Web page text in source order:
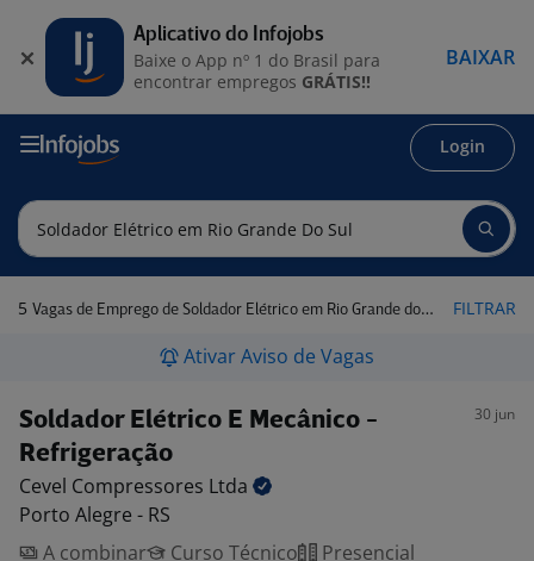
Login
5 Vagas de Emprego de Soldador Elétrico em Rio Grande do Sul FILTRAR
Ativar Aviso de Vagas
Soldador Elétrico E Mecânico -
Refrigeração
30 jun
Cevel Compressores Ltda
Porto Alegre - RS
A combinar
Curso Técnico Presencial
Aplicativo do Infojobs
Baixe o App nº 1 do Brasil para
encontrar empregos GRÁTIS!!
BAIXAR